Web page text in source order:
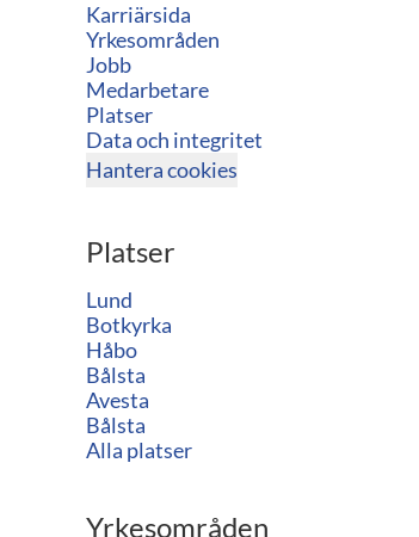
Karriärsida
Yrkesområden
Jobb
Medarbetare
Platser
Data och integritet
Hantera cookies
Platser
Lund
Botkyrka
Håbo
Bålsta
Avesta
Bålsta
Alla platser
Yrkesområden